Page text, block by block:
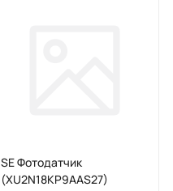
SE Фотодатчик
(XU2N18KP9AAS27)